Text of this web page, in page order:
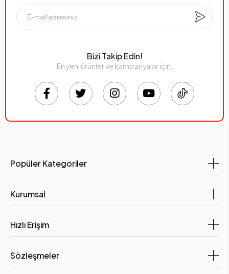
Bizi Takip Edin!
En yeni ürünler ve kampanyalar için,
Popüler Kategoriler
Kurumsal
Hızlı Erişim
Sözleşmeler